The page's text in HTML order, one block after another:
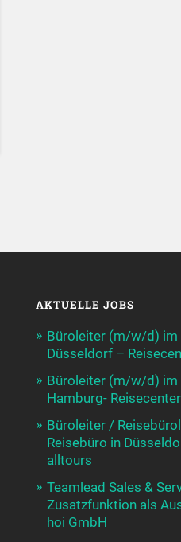
AKTUELLE JOBS
Büroleiter (m/w/d) im
Düsseldorf –
Büroleiter (m/w/d) im
Hamburg-
Büroleiter /
Reisebüro in
alltours
Teamlead Sales &
Zusatzfunktion als
hoi GmbH